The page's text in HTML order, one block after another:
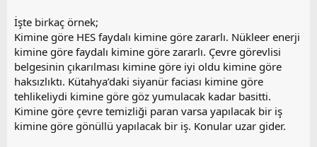
İşte birkaç örnek;
Kimine göre HES faydalı kimine göre zararlı. Nükleer enerji
kimine göre faydalı kimine göre zararlı. Çevre görevlisi
belgesinin çıkarılması kimine göre iyi oldu kimine göre
haksızlıktı. Kütahya’daki siyanür faciası kimine göre
tehlikeliydi kimine göre göz yumulacak kadar basitti.
Kimine göre çevre temizliği paran varsa yapılacak bir iş
kimine göre gönüllü yapılacak bir iş. Konular uzar gider.